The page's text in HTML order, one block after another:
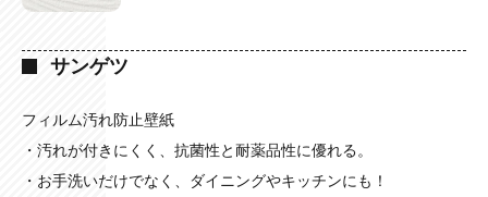
サンゲツ
フィルム汚れ防止壁紙
・汚れが付きにくく、抗菌性と耐薬品性に優れる。
・お手洗いだけでなく、ダイニングやキッチンにも！